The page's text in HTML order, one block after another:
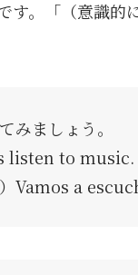
す。「（意識的
みましょう。
listen to music.
Vamos a